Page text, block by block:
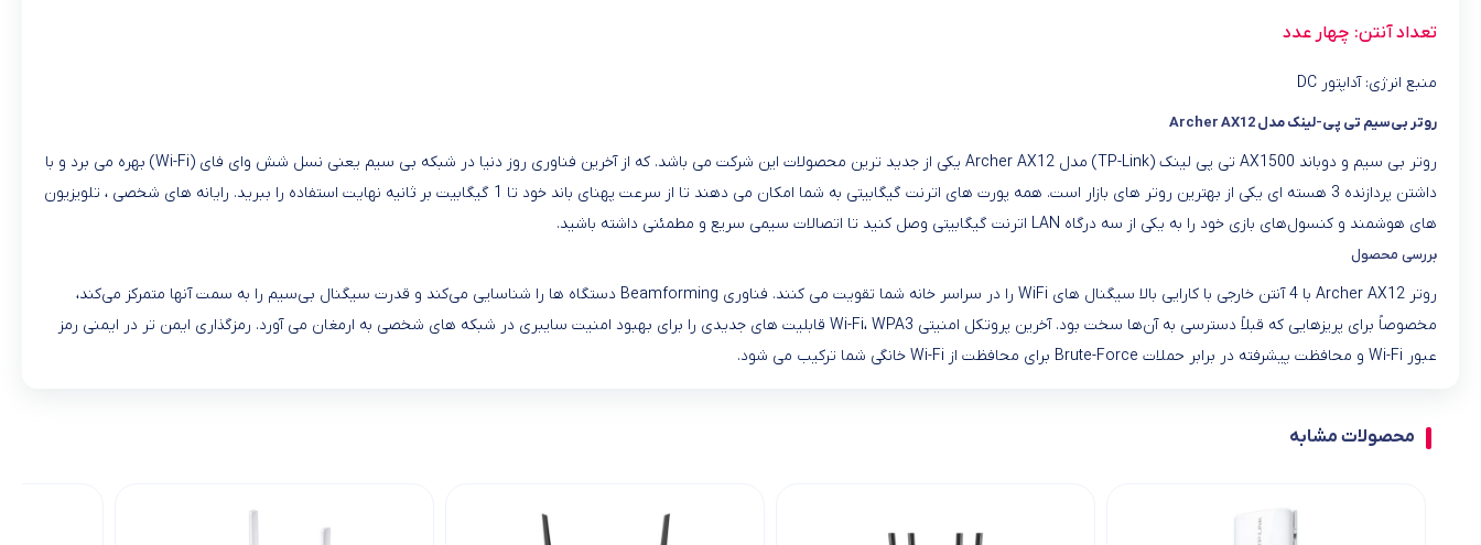
تعداد آنتن: چهار عدد
منبع انرژی: آداپتور DC
روتر بی‌سیم تی پی-لینک مدل Archer AX12
روتر بی سیم و دوباند AX1500 تی پی لینک (TP-Link) مدل Archer AX12 یکی از جدید ترین محصولات این شرکت می باشد. که از آخرین فناوری روز دنیا در شبکه بی سیم یعنی نسل شش وای فای (Wi-Fi) بهره می برد و با
داشتن پردازنده 3 هسته ای یکی از بهترین روتر های بازار است. همه پورت های اترنت گیگابیتی به شما امکان می دهند تا از سرعت پهنای باند خود تا 1 گیگابیت بر ثانیه نهایت استفاده را ببرید. رایانه‌ های شخصی ، تلویزیون‌
های هوشمند و کنسول‌های بازی خود را به یکی از سه درگاه LAN اترنت گیگابیتی وصل کنید تا اتصالات سیمی سریع و مطمئنی داشته باشید.
بررسی محصول
روتر Archer AX12 با 4 آنتن خارجی با کارایی بالا سیگنال های WiFi را در سراسر خانه شما تقویت می کنند. فناوری Beamforming دستگاه‌ ها را شناسایی می‌کند و قدرت سیگنال بی‌سیم را به سمت آنها متمرکز می‌کند،
مخصوصاً برای پریزهایی که قبلاً دسترسی به آن‌ها سخت بود. آخرین پروتکل امنیتی Wi-Fi، WPA3 قابلیت های جدیدی را برای بهبود امنیت سایبری در شبکه های شخصی به ارمغان می آورد. رمزگذاری ایمن تر در ایمنی رمز
عبور Wi-Fi و محافظت پیشرفته در برابر حملات Brute-Force برای محافظت از Wi-Fi خانگی شما ترکیب می شود.
محصولات مشابه